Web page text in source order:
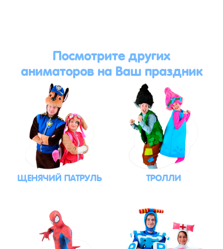
Посмотрите других
аниматоров на Ваш праздник
ЩЕНЯЧИЙ ПАТРУЛЬ ТРОЛЛИ